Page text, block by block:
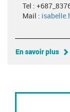
Tel :
Mail :
En savoir plus